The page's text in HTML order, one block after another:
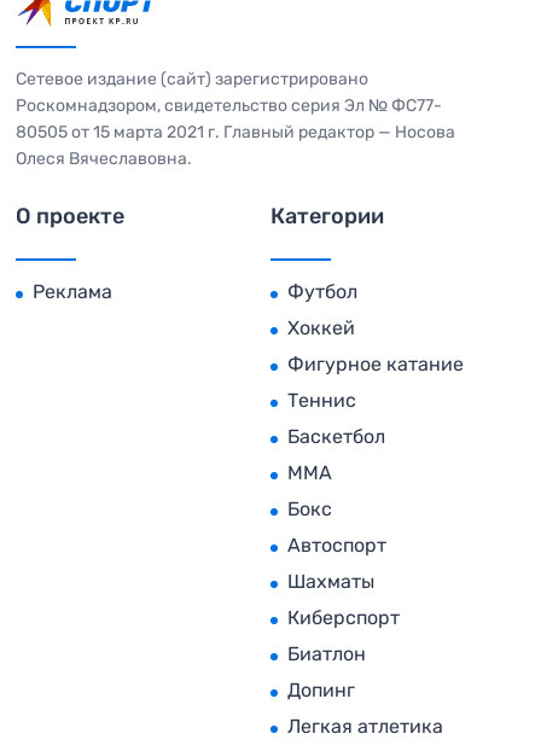
Сетевое издание (сайт) зарегистрировано
Роскомнадзором, свидетельство серия Эл № ФС77-
80505 от 15 марта 2021 г. Главный редактор — Носова
Олеся Вячеславовна.
О проекте
Реклама
Категории
Футбол
Хоккей
Фигурное катание
Теннис
Баскетбол
MMA
Бокс
Автоспорт
Шахматы
Киберспорт
Биатлон
Допинг
Легкая атлетика